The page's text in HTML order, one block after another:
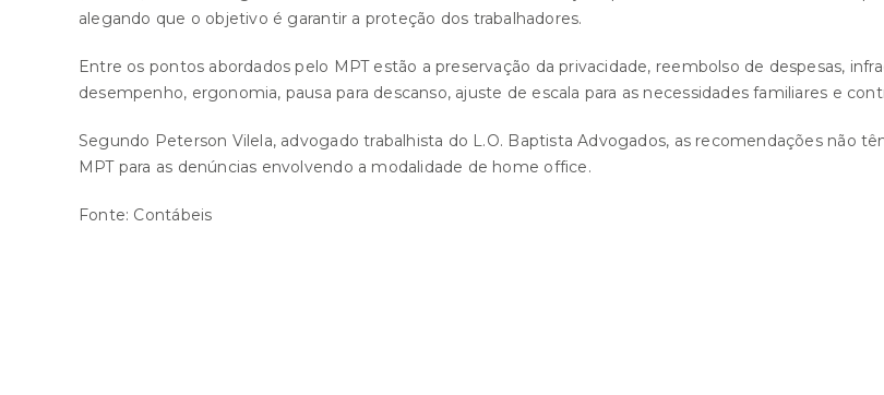
alegando que o objetivo é garantir a proteção dos trabalhadores.
Entre os pontos abordados pelo MPT estão a preservação da privacidade, reembolso de despesas,
desempenho, ergonomia, pausa para descanso, ajuste de escala para as necessidades familiares e
Segundo Peterson Vilela, advogado trabalhista do L.O. Baptista Advogados, as recomendações não
MPT para as denúncias envolvendo a modalidade de home office.
Fonte: Contábeis